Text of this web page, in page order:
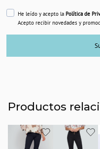
He leído y acepto la Política de
Acepto recibir novedades y
Productos